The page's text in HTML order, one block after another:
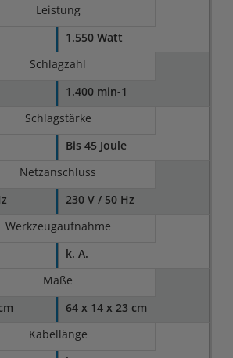
Leistung
1.550 Watt
Schlagzahl
1.400 min-1
Schlagstärke
Bis 45 Joule
Netzanschluss
230 V / 50 Hz
Werkzeugaufnahme
k. A.
Maße
64 x 14 x 23 cm
Kabellänge